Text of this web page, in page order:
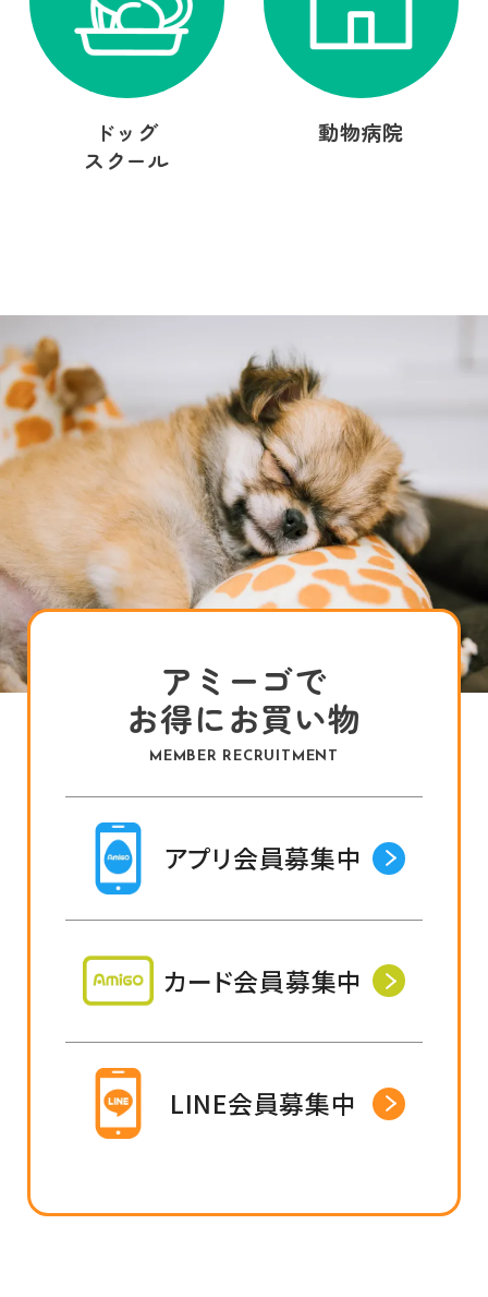
ドッグ
スクール
動物病院
アミーゴで
お得にお買い物
MEMBER RECRUITMENT
アプリ会員募集中
カード会員募集中
LINE会員募集中